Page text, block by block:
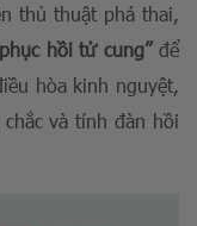
thủ thuật phá thai,
hồi tử cung”để
hòa kinh nguyệt,
và tính đàn hồi